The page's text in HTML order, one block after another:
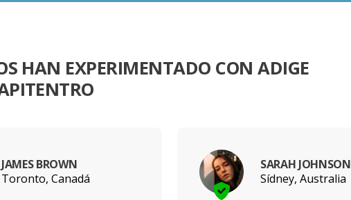
HAN EXPERIMENTADO CON ADIGE
JAMES BROWN
Toronto, Canadá
SARAH JOHNSON
Sídney, Australia